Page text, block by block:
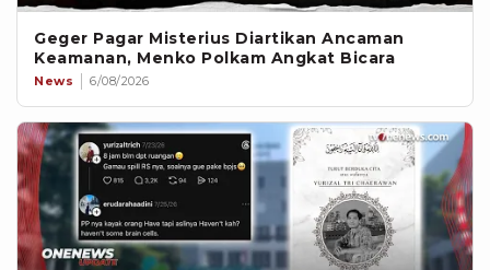
Geger Pagar Misterius Diartikan Ancaman
Keamanan, Menko Polkam Angkat Bicara
News 6/08/2026